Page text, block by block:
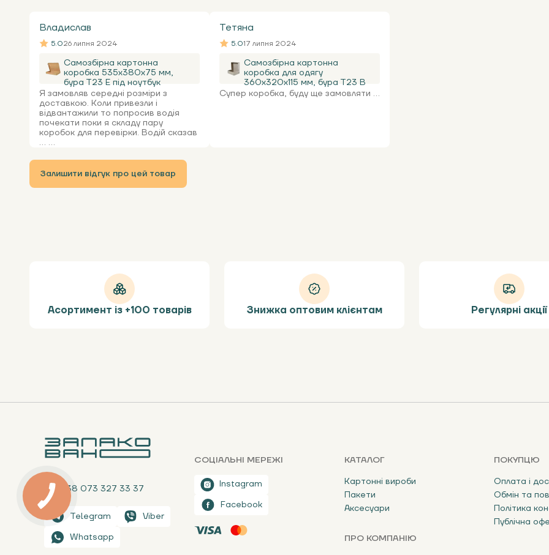
Владислав
5.026 липня 2024
Самозбірна картонна
коробка 535x380x75 мм,
бура Т23 Е під ноутбук
Я замовляв середні розміри з
доставкою. Коли привезли і
відвантажили то попросив водія
почекати поки я складу пару
коробок для перевірки. Водій сказав
... ...
Тетяна
5.017 липня 2024
Самозбірна картонна
коробка для одягу
360х320х115 мм, бура Т23 В
Супер коробка, буду ще замовляти ...
Залишити відгук про цей товар
Асортимент із +100 товарів Знижка оптовим клієнтам Регулярні акції
+38 073 327 33 37
Telegram
Viber
Whatsapp
СОЦІАЛЬНІ МЕРЕЖІ
Instagram
Facebook
КАТАЛОГ
Картонні вироби
Пакети
Аксесуари
ПРО КОМПАНІЮ
ПОКУПЦЮ
Оплата і
Обмін та
Політика
Публічна